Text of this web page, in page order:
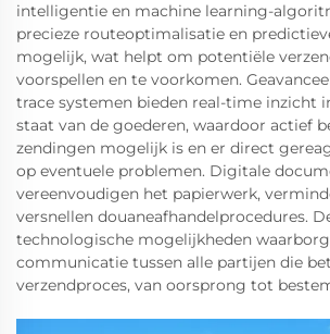
intelligentie en machine learning-
precieze routeoptimalisatie en
mogelijk, wat helpt om potentiële
voorspellen en te voorkomen.
trace systemen bieden real-time inzicht
staat van de goederen, waardoor actief
zendingen mogelijk is en er direct
op eventuele problemen. Digitale
vereenvoudigen het papierwerk,
versnellen douaneafhandelprocedures.
technologische mogelijkheden
communicatie tussen alle partijen die
verzendproces, van oorsprong tot